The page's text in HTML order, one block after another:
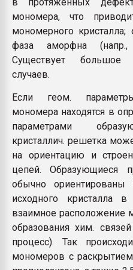
мономера, что
мономерного
фаза аморфна
Существует большое
случаев.
Если геом.
мономера находятся в
параметрами
кристаллич. решетка
на ориентацию и
цепей. Образующиеся
обычно ориентированы
исходного кристалла
взаимное расположение
образования хим.
процесс). Так
мономеров с раскрытием